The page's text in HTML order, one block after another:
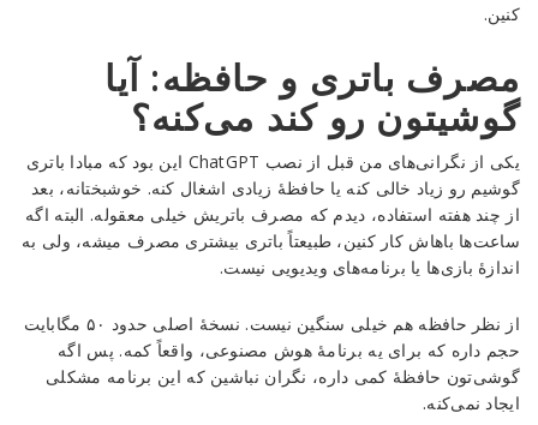
کنین.
مصرف باتری و حافظه: آیا
گوشیتون رو کند می‌کنه؟
یکی از نگرانی‌های من قبل از نصب ChatGPT این بود که مبادا باتری
گوشیم رو زیاد خالی کنه یا حافظهٔ زیادی اشغال کنه. خوشبختانه، بعد
از چند هفته استفاده، دیدم که مصرف باتریش خیلی معقوله. البته اگه
ساعت‌ها باهاش کار کنین، طبیعتاً باتری بیشتری مصرف میشه، ولی به
اندازهٔ بازی‌ها یا برنامه‌های ویدیویی نیست.
از نظر حافظه هم خیلی سنگین نیست. نسخهٔ اصلی حدود ۵۰ مگابایت
حجم داره که برای یه برنامهٔ هوش مصنوعی، واقعاً کمه. پس اگه
گوشی‌تون حافظهٔ کمی داره، نگران نباشین که این برنامه مشکلی
ایجاد نمی‌کنه.